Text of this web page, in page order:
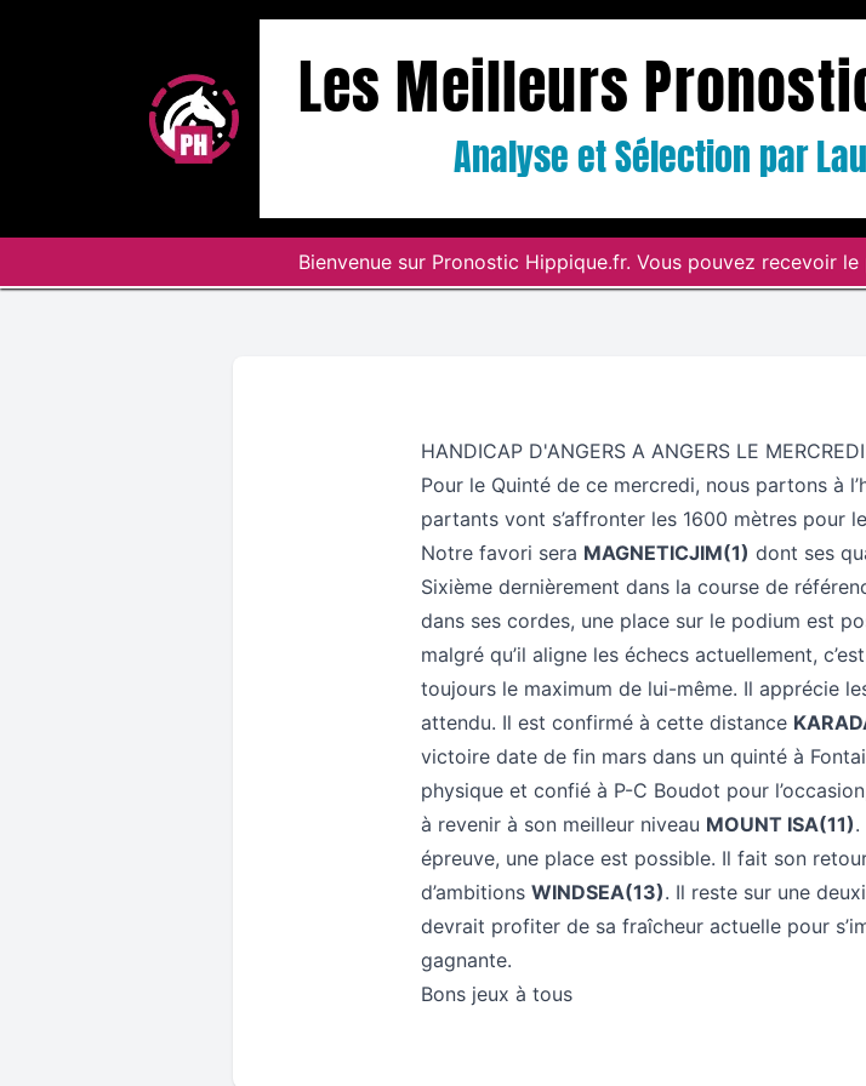
Les Meilleurs
Analyse et Sélection par
Bienvenue sur Pronostic Hippique.fr. Vous pouvez recevoir
HANDICAP D'ANGERS A ANGERS LE
Pour le Quinté de ce mercredi, nous partons à
partants vont s’affronter les 1600 mètres pour
Notre favori sera MAGNETICJIM(1) dont ses
Sixième dernièrement dans la course de
dans ses cordes, une place sur le podium est
malgré qu’il aligne les échecs actuellement,
toujours le maximum de lui-même. Il apprécie
attendu. Il est confirmé à cette distance
victoire date de fin mars dans un quinté à
physique et confié à P-C Boudot pour
à revenir à son meilleur niveau MOUNT ISA(11).
épreuve, une place est possible. Il fait son
d’ambitions WINDSEA(13). Il reste sur une
devrait profiter de sa fraîcheur actuelle pour
gagnante.
Bons jeux à tous